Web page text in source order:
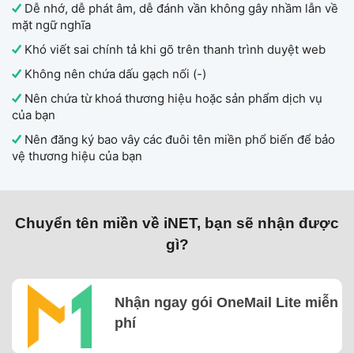
Dễ nhớ, dễ phát âm, dễ đánh vần không gây nhầm lẫn về
mặt ngữ nghĩa
Khó viết sai chính tả khi gõ trên thanh trình duyệt web
Không nên chứa dấu gạch nối (-)
Nên chứa từ khoá thương hiệu hoặc sản phẩm dịch vụ
của bạn
Nên đăng ký bao vây các đuôi tên miền phổ biến để bảo
vệ thương hiệu của bạn
Chuyển tên miền về iNET, bạn sẽ nhận được
gì?
Nhận ngay gói OneMail Lite miễn
phí